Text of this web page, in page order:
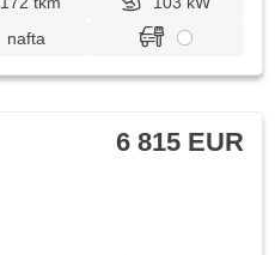
nafta
6 815 EUR